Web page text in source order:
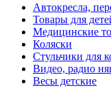
Автокресла,
Товары для
Медицинские
Коляски
Стульчики для
Видео, радио
Весы детские